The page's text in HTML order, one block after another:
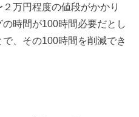
万円程度の値段がかかり
時間が100時間必要だとし
、その100時間を削減でき